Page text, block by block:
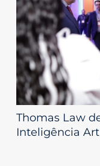
Thomas Law
Inteligência